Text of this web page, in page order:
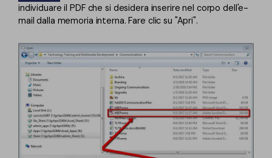
individuare il PDF che si desidera inserire nel corpo dell'e-
mail dalla memoria interna. Fare clic su "Apri".